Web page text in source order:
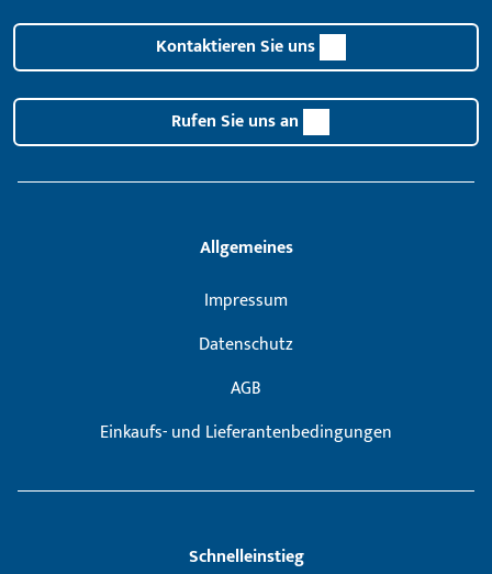
Kontaktieren Sie uns
Rufen Sie uns an
Allgemeines
Impressum
Datenschutz
AGB
Einkaufs- und Lieferantenbedingungen
Schnelleinstieg